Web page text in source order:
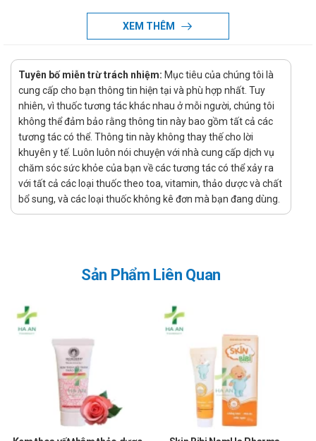
mua. Vì vậy, để biết giá cụ thể của Nam Pn, quý khách hàng vui
lòng liên hệ hotline của công ty bằng cách Call/Zalo: hotline để
được tư vấn và hỗ trợ.
Ở đâu bán Nam Pn chính hãng, uy tín?
Để có thể mua Nam Pn chính hãng, bạn có thể mua tại Nhà
thuốc Hà An theo 3 cách như sau:
Mua trực tiếp tại cửa hàng
Đặt hàng tại website: thuochaan.com
Đặt hàng qua hotline: Call/zalo hotline.
Sự yêu mến và tin tưởng của khách hàng và các đối tác luôn là
XEM THÊM
Tuyên bố miễn trừ trách nhiệm: Mục tiêu của chúng tôi là
cung cấp cho bạn thông tin hiện tại và phù hợp nhất. Tuy
nhiên, vì thuốc tương tác khác nhau ở mỗi người, chúng tôi
không thể đảm bảo rằng thông tin này bao gồm tất cả các
tương tác có thể. Thông tin này không thay thế cho lời
khuyên y tế. Luôn luôn nói chuyện với nhà cung cấp dịch vụ
chăm sóc sức khỏe của bạn về các tương tác có thể xảy ra
với tất cả các loại thuốc theo toa, vitamin, thảo dược và chất
bổ sung, và các loại thuốc không kê đơn mà bạn đang dùng.
Sản Phẩm Liên Quan